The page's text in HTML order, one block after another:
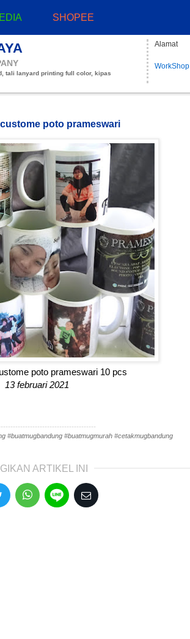
SHOPEE
tali lanyard printing full color, kipas
Alamat
WorkShop
poto prameswari
poto prameswari 10 pcs
13 februari 2021
#buatmugbandung #buatmugmurah #cetakmugbandung
ARTIKEL INI